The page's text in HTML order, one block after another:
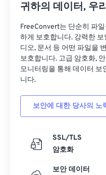
귀하의 데이터, 우
FreeConvert는 단순히 파
하게 보호합니다. 강력한 보
디오, 문서 등 어떤 파일을
보호합니다. 고급 암호화,
모니터링을 통해 데이터 보
니다.
보안에 대한 당사의 노
SSL/TLS
암호화
보안 데이터